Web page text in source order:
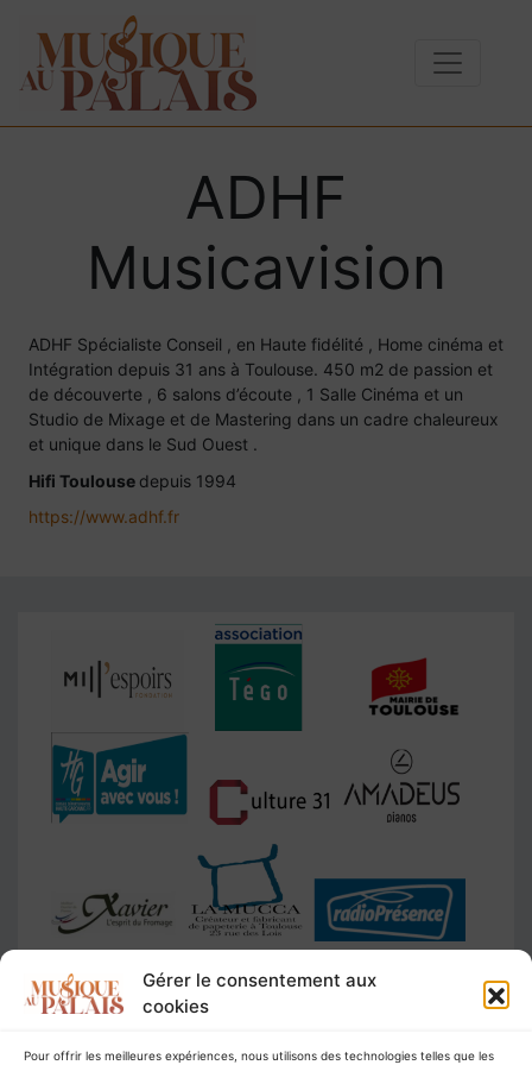
Gérer le consentement aux
cookies
Pour offrir les meilleures expériences, nous utilisons des technologies telles que les
ADHF
Musicavision
ADHF Spécialiste Conseil , en Haute fidélité , Home cinéma et
Intégration depuis 31 ans à Toulouse. 450 m2 de passion et
de découverte , 6 salons d’écoute , 1 Salle Cinéma et un
Studio de Mixage et de Mastering dans un cadre chaleureux
et unique dans le Sud Ouest .
Hifi Toulouse depuis 1994
https://www.adhf.fr